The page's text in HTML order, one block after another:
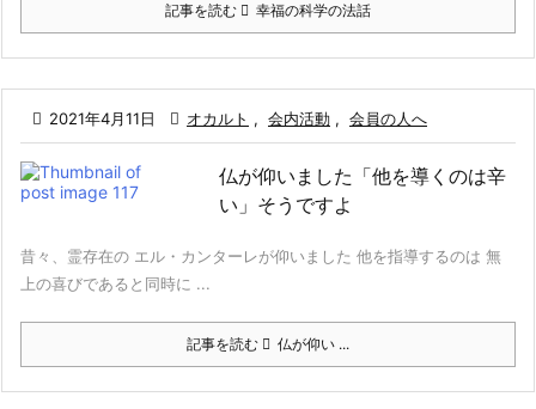
記事を読む 幸福の科学の法話
 2021年4月11日  オカルト , 会内活動 , 会員の人へ
仏が仰いました「他を導くのは辛
い」そうですよ
昔々、霊存在の エル・カンターレが仰いました 他を指導するのは 無
上の喜びであると同時に ...
記事を読む 仏が仰い ...